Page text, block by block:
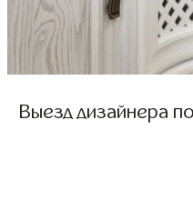
Выезд дизайнера